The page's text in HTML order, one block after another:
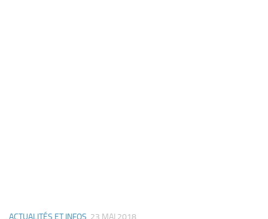
ACTUALITÉS ET INFOS 23 MAI 2018